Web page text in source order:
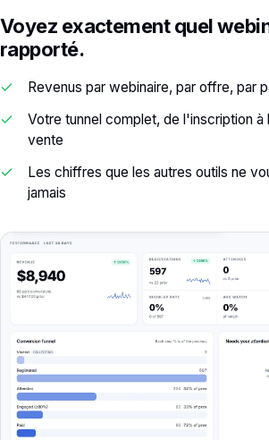
Voyez exactement quel
rapporté.
Revenus par webinaire, par offre, par
Votre tunnel complet, de l'inscription à
vente
Les chiffres que les autres outils ne
jamais